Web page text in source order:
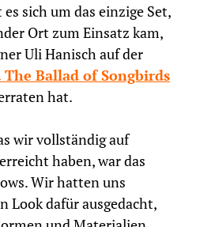
sich um das einzige Set,
Ort zum Einsatz kam,
Uli Hanisch auf der
Ballad of Songbirds
hat.
wir vollständig auf
haben, war das
Wir hatten uns
Look dafür ausgedacht,